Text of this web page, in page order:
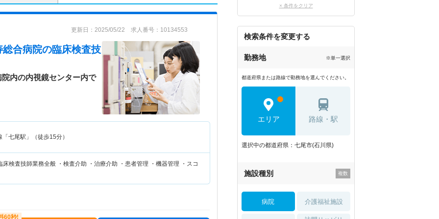
更新日：2025/05/22 求人番号：10134553
総合病院の臨床検査技
内の内視鏡センター内で
七尾駅」（徒歩15分）
検査技師業務全般 ・検査介助 ・治療介助 ・患者管理 ・機器管理 ・スコ
× 条件をクリア
検索条件を変更する
勤務地 ※単一選択
都道府県または路線で勤務地を選んでください。
エリア 路線・駅
選択中の都道府県：七尾市(石川県)
施設種別
病院 介護福祉施設